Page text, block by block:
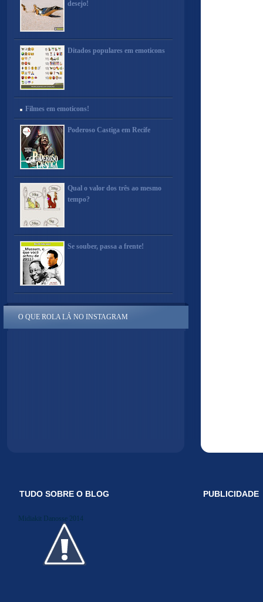
desejo!
Ditados populares em emoticons
Filmes em emoticons!
Poderoso Castiga em Recife
Qual o valor dos três ao mesmo
tempo?
Se souber, passa a frente!
O QUE ROLA LÁ NO INSTAGRAM
TUDO SOBRE O BLOG
Midiakit Danosse 2014
PUBLICIDADE